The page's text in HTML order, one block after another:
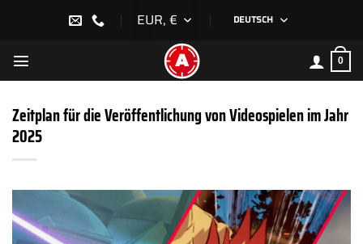
EUR, € DEUTSCH
0
Zeitplan für die Veröffentlichung von Videospielen im Jahr
2025